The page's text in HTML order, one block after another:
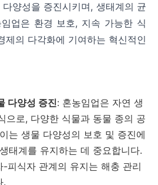
양성을 증진시키며, 생태계의 균
업은 환경 보호, 지속 가능한 식
제의 다각화에 기여하는 혁신적인
다양성 증진: 혼농임업은 자연 생
으로, 다양한 식물과 동물 종의 공
는 생물 다양성의 보호 및 증진에
태계를 유지하는 데 중요합니다.
-피식자 관계의 유지는 해충 관리
.